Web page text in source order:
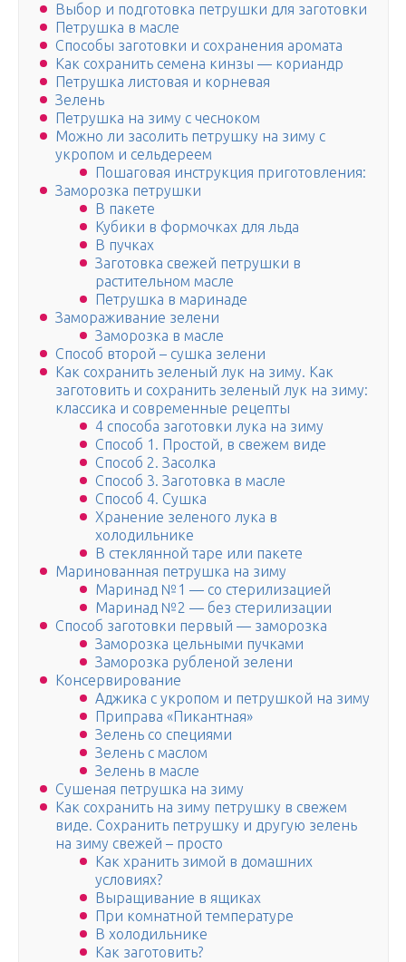
Выбор и подготовка петрушки для заготовки
Петрушка в масле
Способы заготовки и сохранения аромата
Как сохранить семена кинзы — кориандр
Петрушка листовая и корневая
Зелень
Петрушка на зиму с чесноком
Можно ли засолить петрушку на зиму с
укропом и сельдереем
Пошаговая инструкция приготовления:
Заморозка петрушки
В пакете
Кубики в формочках для льда
В пучках
Заготовка свежей петрушки в
растительном масле
Петрушка в маринаде
Замораживание зелени
Заморозка в масле
Способ второй – сушка зелени
Как сохранить зеленый лук на зиму. Как
заготовить и сохранить зеленый лук на зиму:
классика и современные рецепты
4 способа заготовки лука на зиму
Способ 1. Простой, в свежем виде
Способ 2. Засолка
Способ 3. Заготовка в масле
Способ 4. Сушка
Хранение зеленого лука в
холодильнике
В стеклянной таре или пакете
Маринованная петрушка на зиму
Маринад №1 — со стерилизацией
Маринад №2 — без стерилизации
Способ заготовки первый — заморозка
Заморозка цельными пучками
Заморозка рубленой зелени
Консервирование
Аджика с укропом и петрушкой на зиму
Приправа «Пикантная»
Зелень со специями
Зелень с маслом
Зелень в масле
Сушеная петрушка на зиму
Как сохранить на зиму петрушку в свежем
виде. Сохранить петрушку и другую зелень
на зиму свежей – просто
Как хранить зимой в домашних
условиях?
Выращивание в ящиках
При комнатной температуре
В холодильнике
Как заготовить?